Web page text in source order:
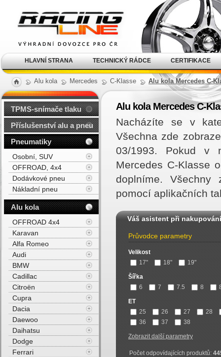
Alu kola Mercedes C-Klasse Alu kola Mercedes C-
Alu kola Mercedes C-
Nacházíte se v
Všechna zde
03/1993. Pokud v
Mercedes C-Klasse
doplníme. Všechny
pomocí aplikačních
Váš asistent při nakupování
Průvodce parametry
Velikost
17"
18" 19"
Šířka
6
7 7.5 8
ET
25
26 27
28
36
37 38
Zobrazit další parametry
Počet odpovídajících produktů:
TPMS-snímače tlaku
Příslušenství alu a pneu
Pneumatiky
Osobní, SUV
OFFROAD, 4x4
Dodávkové pneu
Nákladní pneu
Alu kola
OFFROAD 4x4
Karavan
Alfa Romeo
Audi
BMW
Cadillac
Citroën
Cupra
Dacia
Daewoo
Daihatsu
Dodge
Ferrari
kola Racing Line
HLAVNÍ STRANA TECHNICKÝ RÁDCE CERTIFIKACE